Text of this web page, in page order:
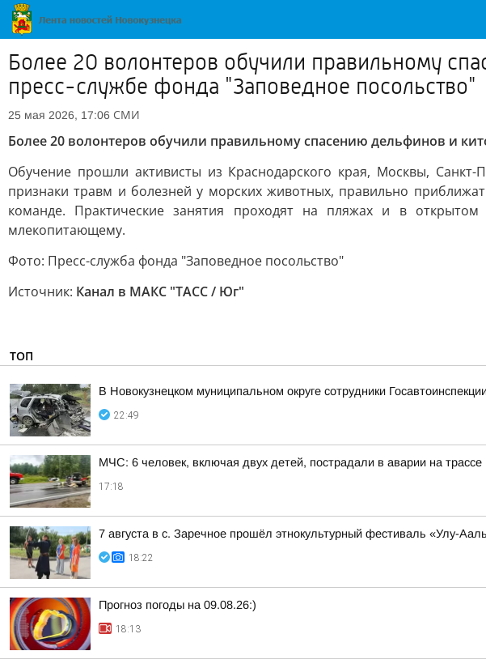
Более 20 волонтеров обучили правильному
пресс-службе фонда "Заповедное посольство"
25 мая 2026, 17:06 СМИ
Более 20 волонтеров обучили правильному спасению дельфинов и
Обучение прошли активисты из Краснодарского края, Москвы, Санкт-
признаки травм и болезней у морских животных, правильно
команде. Практические занятия проходят на пляжах и в
млекопитающему.
Фото: Пресс-служба фонда "Заповедное посольство"
Источник: Канал в МАКС "ТАСС / Юг"
ТОП
В Новокузнецком муниципальном округе сотрудники
22:49
МЧС: 6 человек, включая двух детей, пострадали в аварии на трассе
17:18
7 августа в с. Заречное прошёл этнокультурный фестиваль «Улу-
18:22
Прогноз погоды на 09.08.26:)
18:13